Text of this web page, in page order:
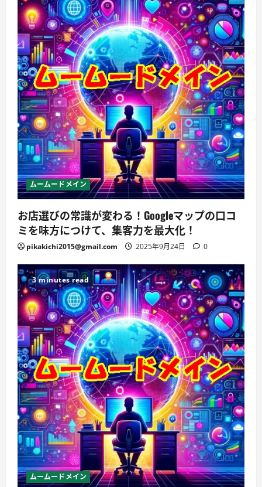
ムームードメイン
お店選びの常識が変わる！Googleマップの口コ
ミを味方につけて、集客力を最大化！
pikakichi2015@gmail.com 2025年9月24日 0
3 minutes read
ムームードメイン